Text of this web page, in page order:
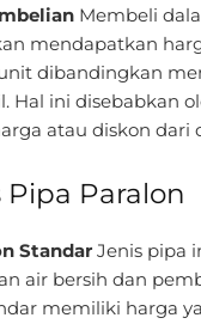
Membeli
mendapatkan
dibandingkan
Hal ini disebabkan
atau diskon dari
Paralon
Standar Jenis pipa
air bersih dan
memiliki harga